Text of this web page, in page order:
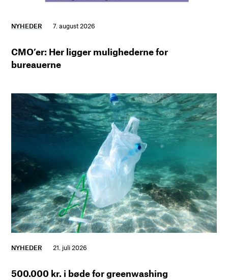
NYHEDER 7. august 2026
CMO’er: Her ligger mulighederne for
bureauerne
NYHEDER 21. juli 2026
500.000 kr. i bøde for greenwashing